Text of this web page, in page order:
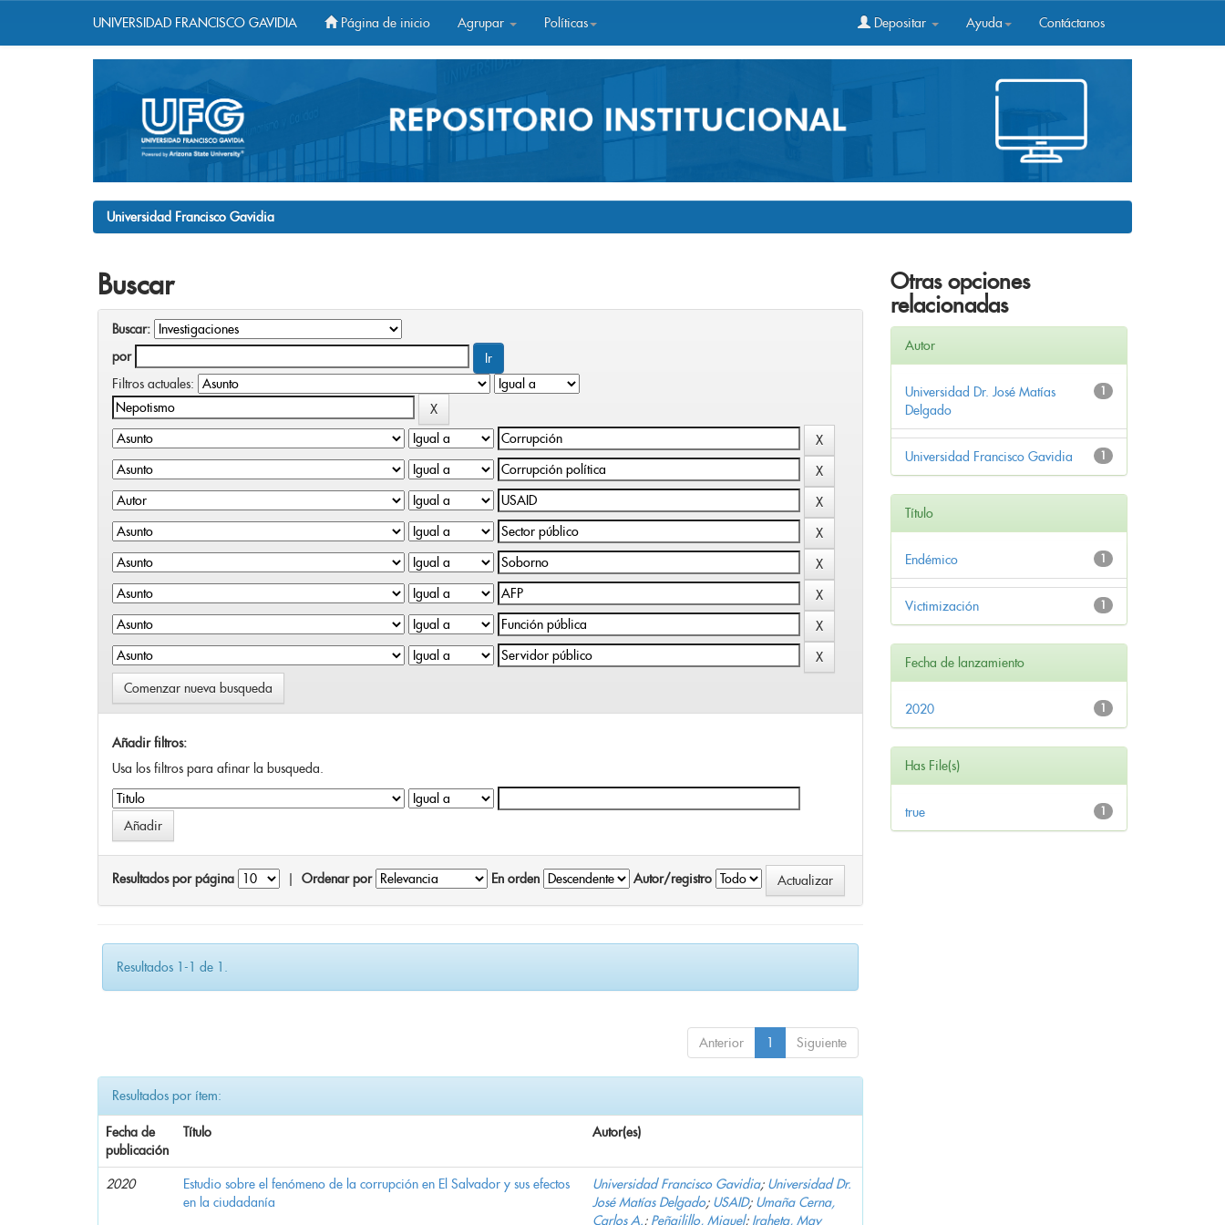
UNIVERSIDAD FRANCISCO GAVIDIA Página de inicio Agrupar Políticas Depositar Ayuda Contáctanos
Universidad Francisco Gavidia
Buscar
Buscar:
por
Filtros actuales:
Comenzar nueva busqueda
Añadir filtros:
Usa los filtros para afinar la busqueda.
Resultados por página Ordenar por En orden Autor/registro
Resultados 1-1 de 1.
Anterior 1 Siguiente
Resultados por ítem:
Fecha de
publicación
Título Autor(es)
2020
Estudio sobre el fenómeno de la corrupción en El Salvador y sus efectos
en la ciudadanía
Universidad Francisco Gavidia; Universidad Dr.
José Matías Delgado; USAID; Umaña Cerna,
Carlos A.; Peñailillo, Miguel; Iraheta, May
Otras opciones
relacionadas
Autor
1
Universidad Dr. José Matías
Delgado
1
Universidad Francisco Gavidia
Título
1
Endémico
1
Victimización
Fecha de lanzamiento
1
2020
Has File(s)
1
true